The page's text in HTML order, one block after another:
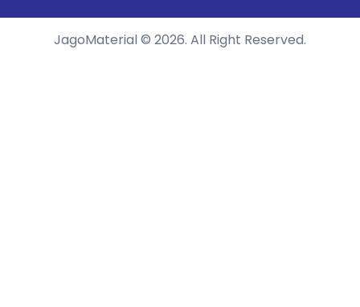
JagoMaterial © 2026. All Right Reserved.